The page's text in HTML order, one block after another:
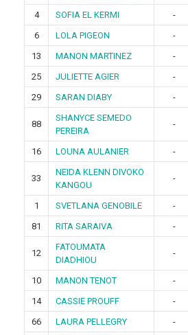
4
SOFIA EL KERMI -
6
LOLA PIGEON -
13
MANON MARTINEZ -
25
JULIETTE AGIER -
29
SARAN DIABY -
88
SHANYCE SEMEDO
PEREIRA
-
16 LOUNA AULANIER -
33
NEIDA KLENN DIVOKO
KANGOU
-
1 SVETLANA GENOBILE -
81
RITA SARAIVA -
12
FATOUMATA
DIADHIOU
-
10 MANON TENOT -
14
CASSIE PROUFF -
66
LAURA PELLEGRY -